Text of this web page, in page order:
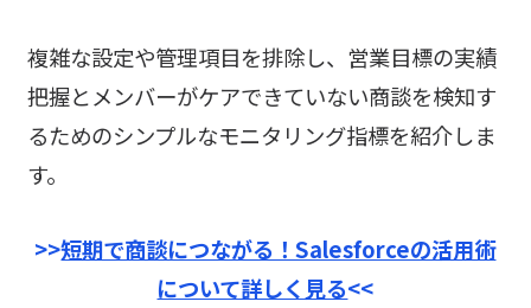
複雑な設定や管理項目を排除し、営業目標の実績
把握とメンバーがケアできていない商談を検知す
るためのシンプルなモニタリング指標を紹介しま
す。
>>短期で商談につながる！Salesforceの活用術
について詳しく見る<<